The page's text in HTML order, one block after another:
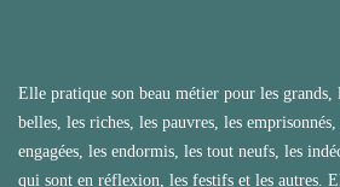
Elle pratique son beau métier pour les grands,
belles, les riches, les pauvres, les
engagées, les endormis, les tout neufs, les
qui sont en réflexion, les festifs et les autres.